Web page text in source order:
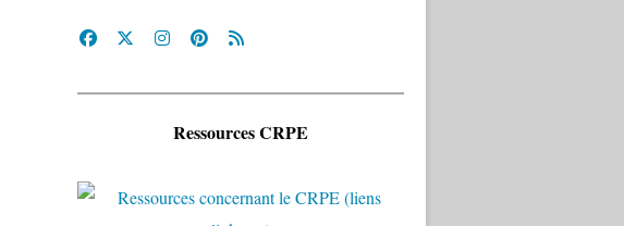
Ressources CRPE